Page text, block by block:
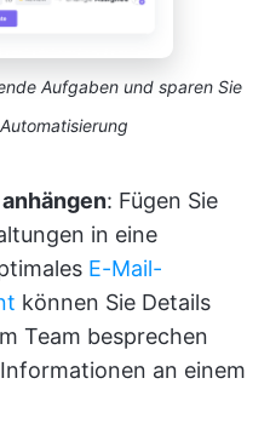
Aufgaben und sparen Sie
: Fügen Sie
in eine
E-Mail-
können Sie Details
Team besprechen
an einem